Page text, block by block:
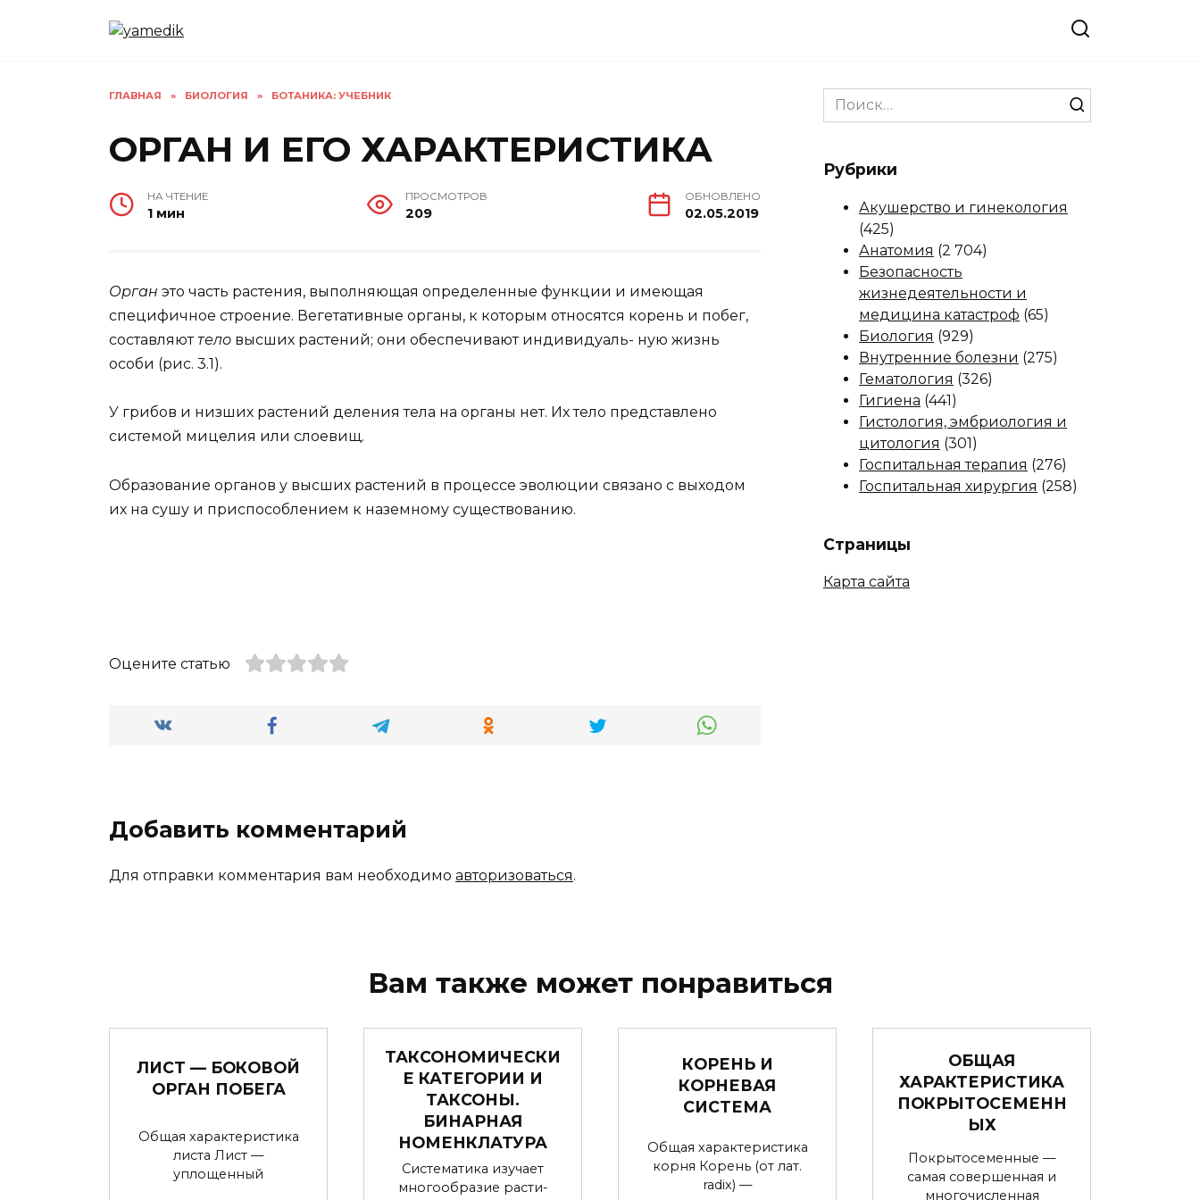
ГЛАВНАЯ » БИОЛОГИЯ » БОТАНИКА: УЧЕБНИК
ОРГАН И ЕГО ХАРАКТЕРИСТИКА
НА ЧТЕНИЕ
1 мин
ПРОСМОТРОВ
209
ОБНОВЛЕНО
02.05.2019
Орган это часть растения, выполняющая определенные функции и имеющая
специфичное строение. Вегетативные органы, к которым относятся корень и побег,
составляюттело высших растений; они обеспечивают индивидуаль- ную жизнь
особи (рис. 3.1).
У грибов и низших растений деления тела на органы нет. Их тело представлено
системой мицелия или слоевищ.
Образование органов у высших растений в процессе эволюции связано с выходом
их на сушу и приспособлением к наземному существованию.
Оцените статью
Добавить комментарий
Для отправки комментария вам необходимо авторизоваться.
Search
for:
Рубрики
Акушерство и гинекология
(425)
Анатомия (2 704)
Безопасность
жизнедеятельности и
медицина катастроф (65)
Биология (929)
Внутренние болезни (275)
Гематология (326)
Гигиена (441)
Гистология, эмбриология и
цитология (301)
Госпитальная терапия (276)
Госпитальная хирургия (258)
Страницы
Карта сайта
Вам также может понравиться
ЛИСТ — БОКОВОЙ
ОРГАН ПОБЕГА
Общая характеристика
листа Лист —
уплощенный
ТАКСОНОМИЧЕСКИ
Е КАТЕГОРИИ И
ТАКСОНЫ.
БИНАРНАЯ
НОМЕНКЛАТУРА
Систематика изучает
многообразие расти-
КОРЕНЬ И
КОРНЕВАЯ
СИСТЕМА
Общая характеристика
корня Корень (от лат.
radix) —
ОБЩАЯ
ХАРАКТЕРИСТИКА
ПОКРЫТОСЕМЕНН
ЫХ
Покрытосеменные —
самая совершенная и
многочисленная